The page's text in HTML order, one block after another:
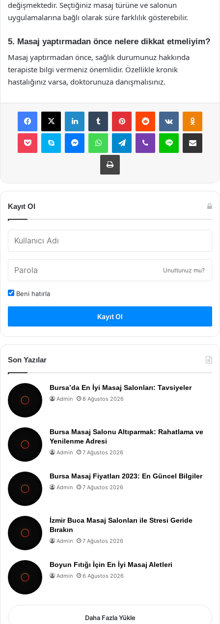
değişmektedir. Seçtiğiniz masaj türüne ve salonun
uygulamalarına bağlı olarak süre farklılık gösterebilir.
5. Masaj yaptırmadan önce nelere dikkat etmeliyim?
Masaj yaptırmadan önce, sağlık durumunuz hakkında
terapiste bilgi vermeniz önemlidir. Özellikle kronik
hastalığınız varsa, doktorunuza danışmalısınız.
Facebook
X LinkedInTumblr PinterestReddit VKontakte
Pocket Skype MessengerWhatsAppTelegramViber Line E-Posta ile
Yazdır
Kayıt Ol
Unuttunuz mu?
Beni hatırla
Kayıt Ol
Son Yazılar
Bursa’da En İyi Masaj Salonları: Tavsiyeler
Admin 8 Ağustos 2026
Bursa Masaj Salonu Altıparmak: Rahatlama ve
Yenilenme Adresi
Admin 7 Ağustos 2026
Bursa Masaj Fiyatları 2023: En Güncel Bilgiler
Admin 7 Ağustos 2026
İzmir Buca Masaj Salonları ile Stresi Geride
Bırakın
Admin 7 Ağustos 2026
Boyun Fıtığı İçin En İyi Masaj Aletleri
Admin 6 Ağustos 2026
Daha Fazla Yükle